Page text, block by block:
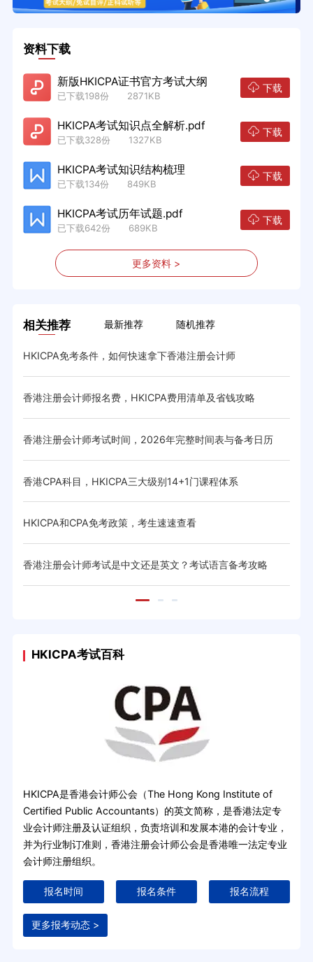
资料下载
新版HKICPA证书官方考试大纲
已下载198份 2871KB
下载
HKICPA考试知识点全解析.pdf
已下载328份 1327KB
下载
HKICPA考试知识结构梳理
已下载134份 849KB
下载
HKICPA考试历年试题.pdf
已下载642份 689KB
下载
更多资料 >
相关推荐 最新推荐 随机推荐
HKICPA免考条件，如何快速拿下香港注册会计师
香港注册会计师报名费，HKICPA费用清单及省钱攻略
香港注册会计师考试时间，2026年完整时间表与备考日历
香港CPA科目，HKICPA三大级别14+1门课程体系
HKICPA和CPA免考政策，考生速速查看
香港注册会计师考试是中文还是英文？考试语言备考攻略
HKICPA考试百科
HKICPA是香港会计师公会（The Hong Kong Institute of
Certified Public Accountants）的英文简称，是香港法定专
业会计师注册及认证组织，负责培训和发展本港的会计专业，
并为行业制订准则，香港注册会计师公会是香港唯一法定专业
会计师注册组织。
报名时间 报名条件 报名流程
更多报考动态 >